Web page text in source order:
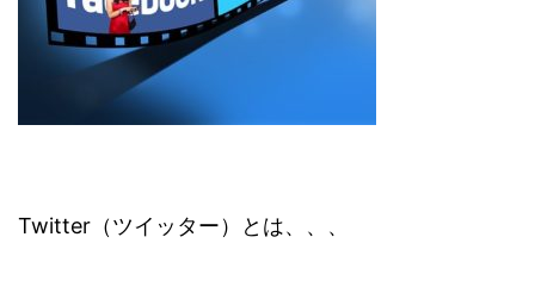
Twitter（ツイッター）とは、、、